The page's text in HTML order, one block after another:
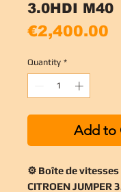
3.0HDI M40
€2,400.00
Quantity *
Add to
⚙️ Boîte de
CITROEN JUMPER